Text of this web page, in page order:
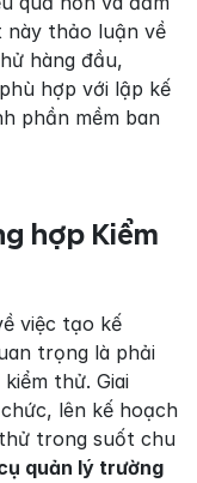
này thảo luận về
hợp với lập kế
phần mềm ban
hợp Kiểm
việc tạo kế
trọng là phải
thử. Giai
lên kế hoạch
trong suốt chu
quản lý trường